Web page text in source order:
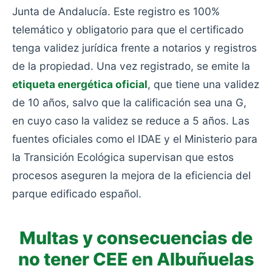
Junta de Andalucía. Este registro es 100%
telemático y obligatorio para que el certificado
tenga validez jurídica frente a notarios y registros
de la propiedad. Una vez registrado, se emite la
etiqueta energética oficial, que tiene una validez
de 10 años, salvo que la calificación sea una G,
en cuyo caso la validez se reduce a 5 años. Las
fuentes oficiales como el IDAE y el Ministerio para
la Transición Ecológica supervisan que estos
procesos aseguren la mejora de la eficiencia del
parque edificado español.
Multas y consecuencias de
no tener CEE en Albuñuelas